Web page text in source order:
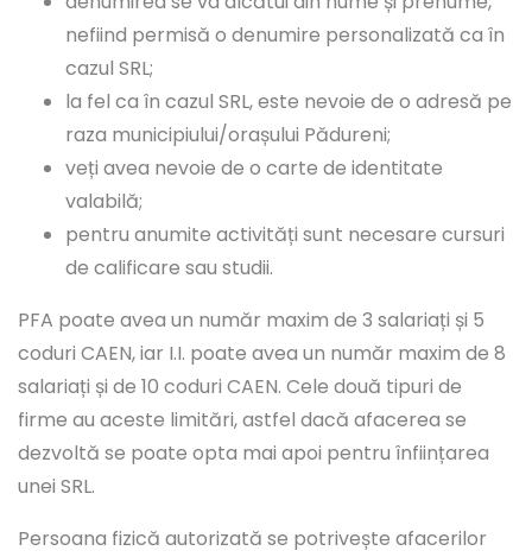
nefiind permisă o denumire personalizată ca în
cazul SRL;
la fel ca în cazul SRL, este nevoie de o adresă pe
raza municipiului/orașului Pădureni;
veți avea nevoie de o carte de identitate
valabilă;
pentru anumite activități sunt necesare cursuri
de calificare sau studii.
PFA poate avea un număr maxim de 3 salariați și 5
coduri CAEN, iar I.I. poate avea un număr maxim de 8
salariați și de 10 coduri CAEN. Cele două tipuri de
firme au aceste limitări, astfel dacă afacerea se
dezvoltă se poate opta mai apoi pentru înființarea
unei SRL.
Persoana fizică autorizată se potrivește afacerilor